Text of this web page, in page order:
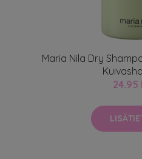
Maria Nila Dry
24.95